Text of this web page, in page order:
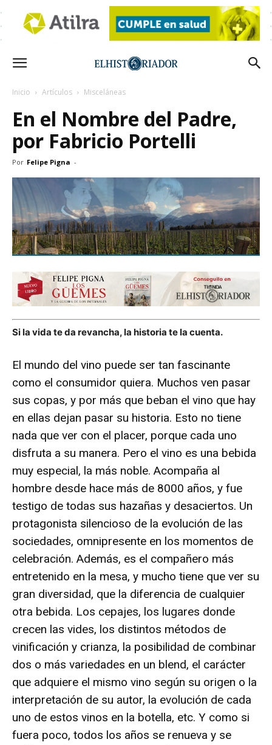
Inicio Artículos Misceláneas
En el Nombre del Padre,
por Fabricio Portelli
Por Felipe Pigna -
Si la vida te da revancha, la historia te la cuenta.
El mundo del vino puede ser tan fascinante
como el consumidor quiera. Muchos ven pasar
sus copas, y por más que beban el vino que hay
en ellas dejan pasar su historia. Esto no tiene
nada que ver con el placer, porque cada uno
disfruta a su manera. Pero el vino es una bebida
muy especial, la más noble. Acompaña al
hombre desde hace más de 8000 años, y fue
testigo de todas sus hazañas y desaciertos. Un
protagonista silencioso de la evolución de las
sociedades, omnipresente en los momentos de
celebración. Además, es el compañero más
entretenido en la mesa, y mucho tiene que ver su
gran diversidad, que la diferencia de cualquier
otra bebida. Los cepajes, los lugares donde
crecen las vides, los distintos métodos de
vinificación y crianza, la posibilidad de combinar
dos o más variedades en un blend, el carácter
que adquiere el mismo vino según su origen o la
interpretación de su autor, la evolución de cada
uno de estos vinos en la botella, etc. Y como si
fuera poco, todos los años se renueva y se